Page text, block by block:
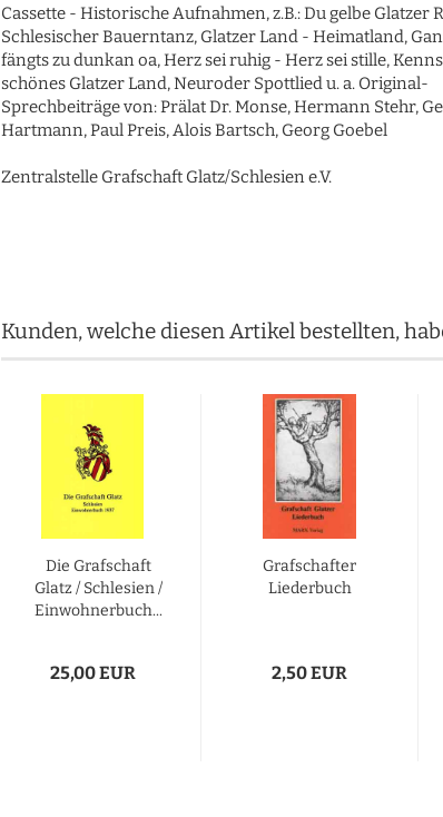
Cassette - Historische Aufnahmen, z.B.: Du gelbe Glatzer
Schlesischer Bauerntanz, Glatzer Land - Heimatland,
fängts zu dunkan oa, Herz sei ruhig - Herz sei stille,
schönes Glatzer Land, Neuroder Spottlied u. a. Original-
Sprechbeiträge von: Prälat Dr. Monse, Hermann Stehr,
Hartmann, Paul Preis, Alois Bartsch, Georg Goebel
Zentralstelle Grafschaft Glatz/Schlesien e.V.
Kunden, welche diesen Artikel bestellten,
Die Grafschaft
Glatz / Schlesien /
Einwohnerbuch...
25,00 EUR
Grafschafter
Liederbuch
2,50 EUR